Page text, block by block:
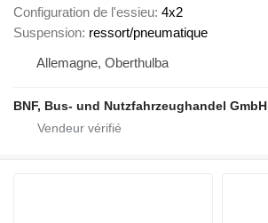
Configuration de l'essieu 4x2
Suspension ressort/pneumatique
Allemagne, Oberthulba
BNF, Bus- und Nutzfahrzeughandel GmbH